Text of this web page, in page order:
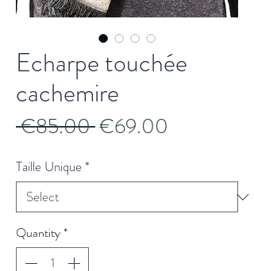
Echarpe touchée
cachemire
€85.00 Regular
€69.00
Taille Unique*
Quantity*